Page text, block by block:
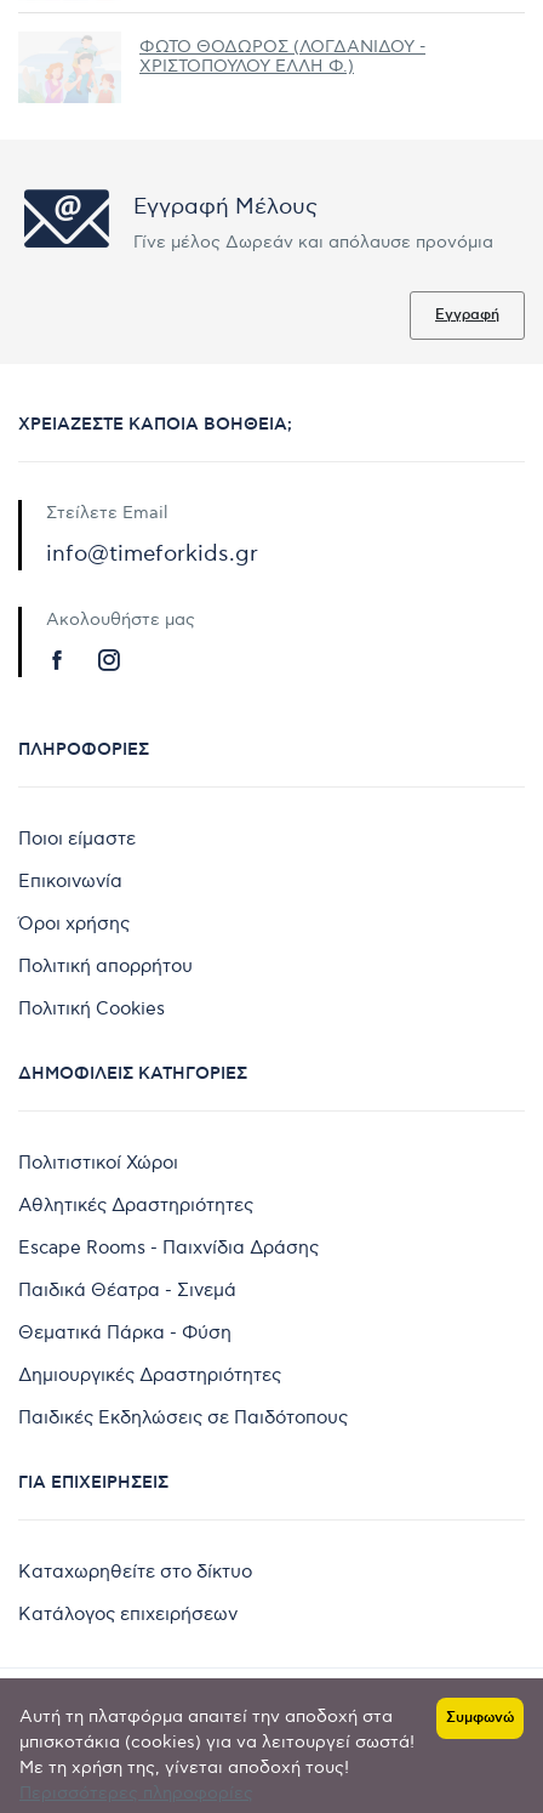
ΦΩΤΟ ΘΟΔΩΡΟΣ (ΛΟΓΔΑΝΙΔΟΥ -
ΧΡΙΣΤΟΠΟΥΛΟΥ ΕΛΛΗ Φ.)
Εγγραφή Μέλους
Γίνε μέλος Δωρεάν και απόλαυσε προνόμια
Εγγραφή
ΧΡΕΙΆΖΕΣΤΕ ΚΆΠΟΙΑ ΒΟΉΘΕΙΑ;
Στείλετε Email
info@timeforkids.gr
Ακολουθήστε μας
ΠΛΗΡΟΦΟΡΊΕΣ
Ποιοι είμαστε
Επικοινωνία
Όροι χρήσης
Πολιτική απορρήτου
Πολιτική Cookies
ΔΗΜΟΦΙΛΕΊΣ ΚΑΤΗΓΟΡΊΕΣ
Πολιτιστικοί Χώροι
Αθλητικές Δραστηριότητες
Escape Rooms - Παιχνίδια Δράσης
Παιδικά Θέατρα - Σινεμά
Θεματικά Πάρκα - Φύση
Δημιουργικές Δραστηριότητες
Παιδικές Εκδηλώσεις σε Παιδότοπους
ΓΙΑ ΕΠΙΧΕΙΡΉΣΕΙΣ
Καταχωρηθείτε στο δίκτυο
Κατάλογος επιχειρήσεων
Copyright © 2024 by
Goldensites
Αυτή τη πλατφόρμα απαιτεί την αποδοχή στα
μπισκοτάκια (cookies) για να λειτουργεί σωστά!
Με τη χρήση της, γίνεται αποδοχή τους!
Συμφωνώ